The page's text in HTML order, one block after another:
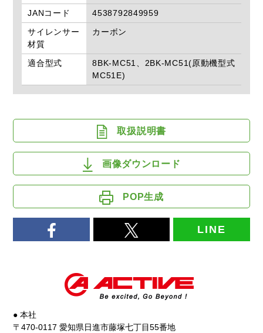
JANコード
4538792849959
サイレンサー
材質
カーボン
適合型式
8BK-MC51、2BK-MC51(原動機型式
MC51E)
取扱説明書
画像ダウンロード
POP生成
LINE
● 本社
〒470-0117 愛知県日進市藤塚七丁目55番地